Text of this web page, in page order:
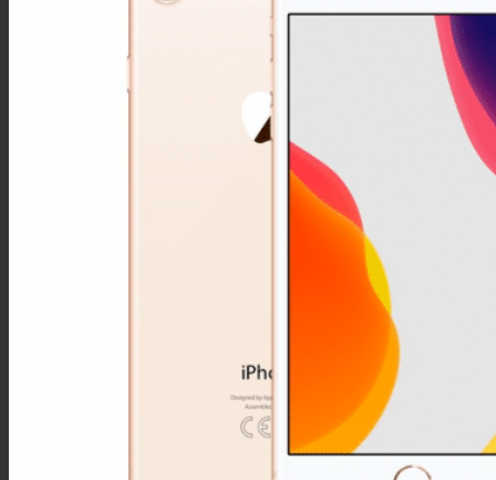
iPhone 11 Pro
iPhone XS Max
iPhone X
iPhone 8 Plus
iPhone 6S Plus
iPhone 5C
iPhone 5
iPhone 4S
iPhone 4